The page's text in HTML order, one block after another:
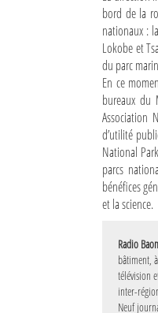
bord de la
nationaux :
Lokobe et
du parc
En ce
bureaux du
Association
d’utilité
National
parcs
bénéfices
et la science.
Radio
bâtiment,
télévision
inter-
Neuf